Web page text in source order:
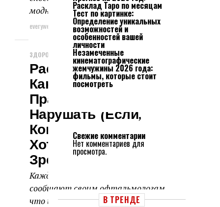
модный образ, поэтому...
everyweek 25.06.2024
ЗДОРОВЬЕ И КРАСОТА
Рассказываем,
Какое Простое
Правило Нельзя
Нарушать (если,
Конечно, Вы Не
Хотите «убить» Себе
Зрение).
Каждый день тысячи людей
сообщают своим офтальмологам,
что их зрение стремительно
Расклад Таро по месяцам
Тест по картинке:
Определение уникальных
возможностей и
особенностей вашей
личности
Незамеченные
кинематографические
жемчужины 2026 года:
фильмы, которые стоит
посмотреть
Свежие комментарии
Нет комментариев для
просмотра.
В ТРЕНДЕ